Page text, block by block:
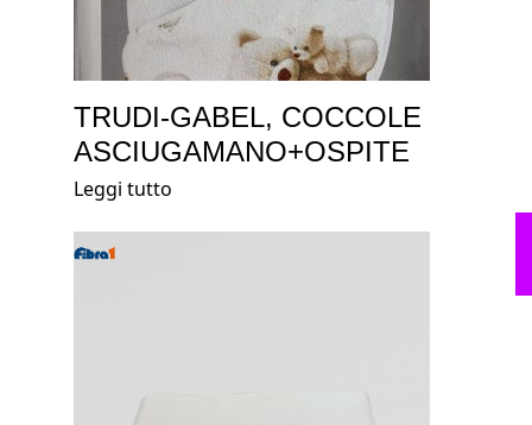
TRUDI-GABEL, COCCOLE
ASCIUGAMANO+OSPITE
Leggi tutto